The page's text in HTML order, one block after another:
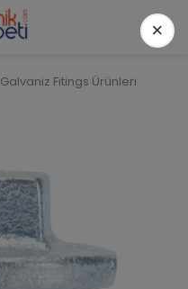
Galvaniz Fitings Ürünleri
×